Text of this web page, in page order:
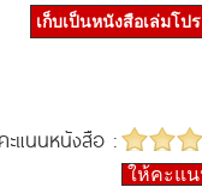
เก็บเป็นหนังสือเล่มโป
คะแนนหนังสือ :
ให้คะแ